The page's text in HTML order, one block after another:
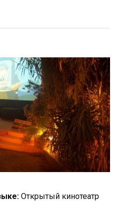
Открытый кинотеатр